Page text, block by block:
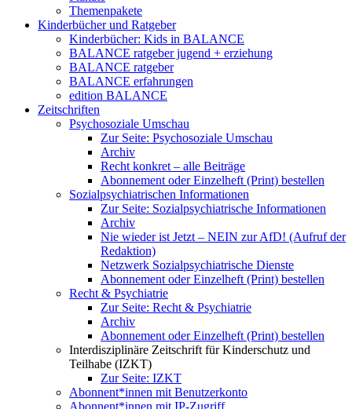
Themenpakete
Kinderbücher und Ratgeber
Kinderbücher: Kids in BALANCE
BALANCE ratgeber jugend + erziehung
BALANCE ratgeber
BALANCE erfahrungen
edition BALANCE
Zeitschriften
Psychosoziale Umschau
Zur Seite: Psychosoziale Umschau
Archiv
Recht konkret – alle Beiträge
Abonnement oder Einzelheft (Print) bestellen
Sozialpsychiatrischen Informationen
Zur Seite: Sozialpsychiatrische Informationen
Archiv
Nie wieder ist Jetzt – NEIN zur AfD! (Aufruf der
Redaktion)
Netzwerk Sozialpsychiatrische Dienste
Abonnement oder Einzelheft (Print) bestellen
Recht & Psychiatrie
Zur Seite: Recht & Psychiatrie
Archiv
Abonnement oder Einzelheft (Print) bestellen
Interdisziplinäre Zeitschrift für Kinderschutz und
Teilhabe (IZKT)
Zur Seite: IZKT
Abonnent*innen mit Benutzerkonto
Abonnent*innen mit IP-Zugriff